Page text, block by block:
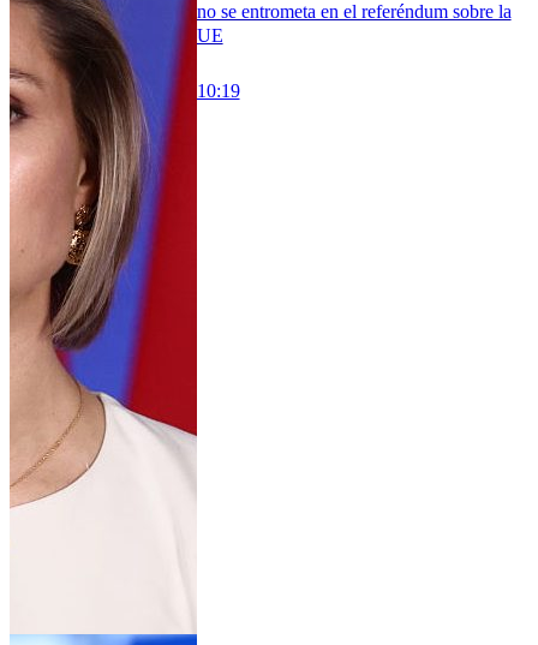
no se entrometa en el referéndum sobre la
UE
10:19